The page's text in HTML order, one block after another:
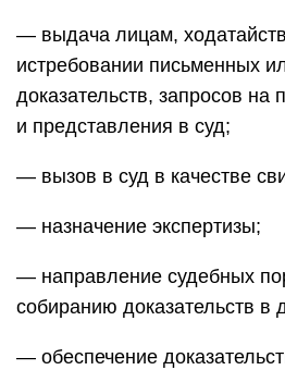
— выдача лицам,
истребовании письменных
доказательств, запросов на
и представления в суд;
— вызов в суд в качестве
— назначение экспертизы;
— направление судебных
собиранию доказательств в
— обеспечение